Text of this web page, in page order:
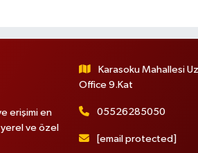
erişimi en
ve özel
Karasoku Mahallesi
Office 9.Kat
05526285050
[email protected]